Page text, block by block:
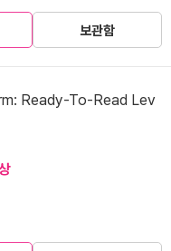
보관함
Ready-To-Read Lev